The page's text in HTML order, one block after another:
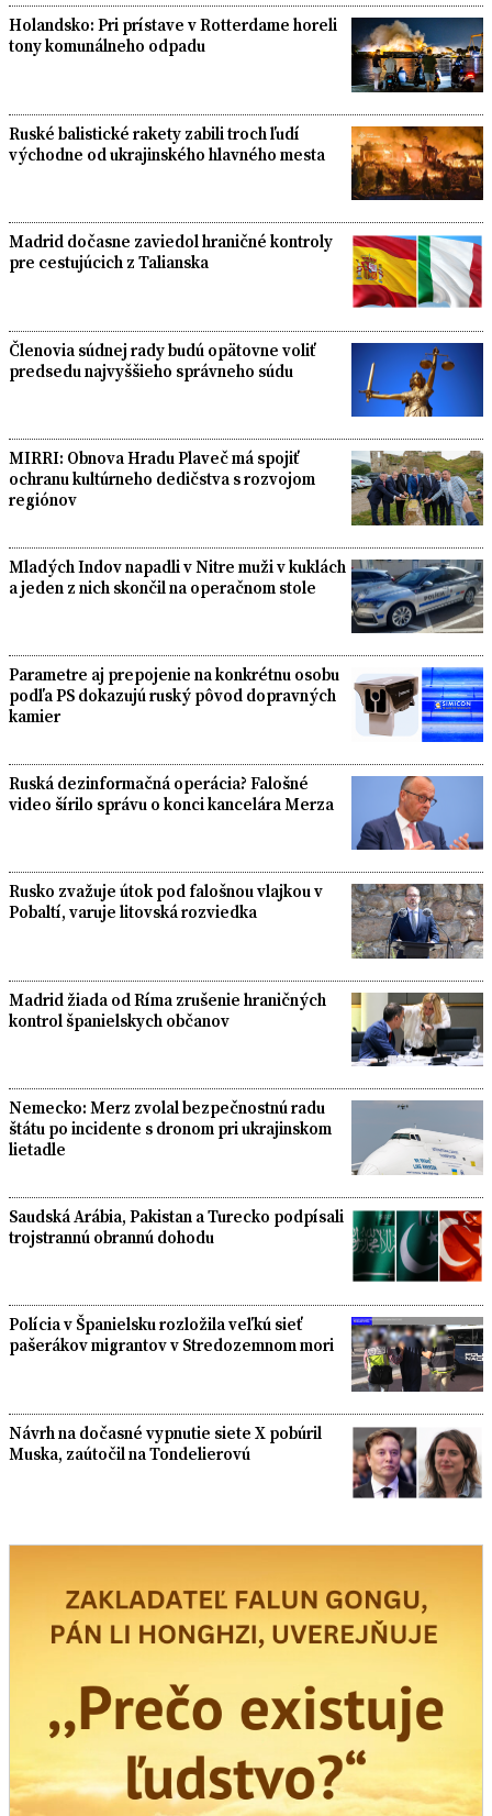
Holandsko: Pri prístave v Rotterdame horeli
tony komunálneho odpadu
Ruské balistické rakety zabili troch ľudí
východne od ukrajinského hlavného mesta
Madrid dočasne zaviedol hraničné kontroly
pre cestujúcich z Talianska
Členovia súdnej rady budú opätovne voliť
predsedu najvyššieho správneho súdu
MIRRI: Obnova Hradu Plaveč má spojiť
ochranu kultúrneho dedičstva s rozvojom
regiónov
Mladých Indov napadli v Nitre muži v kuklách
a jeden z nich skončil na operačnom stole
Parametre aj prepojenie na konkrétnu osobu
podľa PS dokazujú ruský pôvod dopravných
kamier
Ruská dezinformačná operácia? Falošné
video šírilo správu o konci kancelára Merza
Rusko zvažuje útok pod falošnou vlajkou v
Pobaltí, varuje litovská rozviedka
Madrid žiada od Ríma zrušenie hraničných
kontrol španielskych občanov
Nemecko: Merz zvolal bezpečnostnú radu
štátu po incidente s dronom pri ukrajinskom
lietadle
Saudská Arábia, Pakistan a Turecko podpísali
trojstrannú obrannú dohodu
Polícia v Španielsku rozložila veľkú sieť
pašerákov migrantov v Stredozemnom mori
Návrh na dočasné vypnutie siete X pobúril
Muska, zaútočil na Tondelierovú